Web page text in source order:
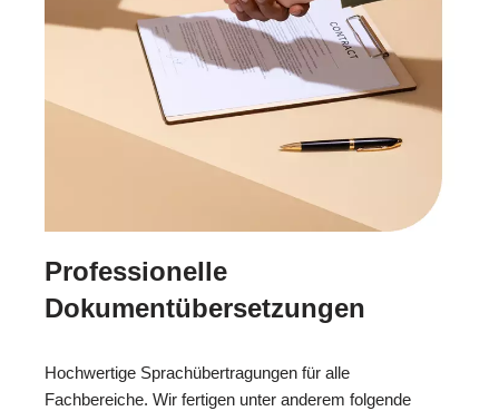
Professionelle
Dokumentübersetzungen
Hochwertige Sprachübertragungen für alle
Fachbereiche. Wir fertigen unter anderem folgende